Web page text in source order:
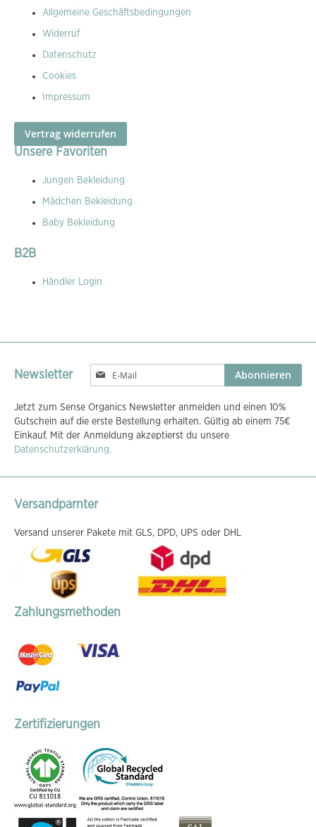
Allgemeine Geschäftsbedingungen
Widerruf
Datenschutz
Cookies
Impressum
Vertrag widerrufen
Unsere Favoriten
Jungen Bekleidung
Mädchen Bekleidung
Baby Bekleidung
B2B
Händler Login
Newsletter
Melden
Sie
für
unseren
Newsletter
an:
Abonnieren
Jetzt zum Sense Organics Newsletter anmelden und einen 10%
Gutschein auf die erste Bestellung erhalten. Gültig ab einem 75€
Einkauf. Mit der Anmeldung akzeptierst du unsere
Datenschutzerklärung.
Versandparnter
Versand unserer Pakete mit GLS, DPD, UPS oder DHL
Zahlungsmethoden
Zertifizierungen